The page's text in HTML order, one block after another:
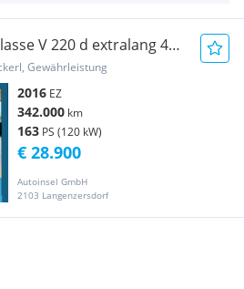
V 220 d extralang 4
Gewährleistung
2016 EZ
342.000 km
163 PS (120 kW)
Autoinsel GmbH
2103 Langenzersdorf
€ 28.900